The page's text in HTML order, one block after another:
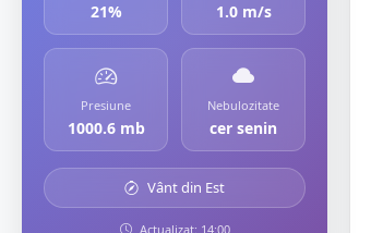
21% 1.0 m/s
Presiune
1000.6 mb
Nebulozitate
cer senin
Vânt din Est
Actualizat: 14:00